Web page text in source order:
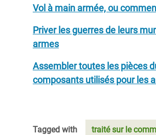
Vol à main armée, ou
Priver les guerres de leurs
armes
Assembler toutes les pièces
composants utilisés pour les
Tagged with traité sur le